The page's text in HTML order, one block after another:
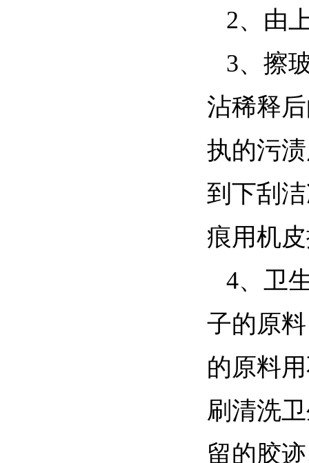
2、由
3、擦
沾稀释
执的污
到下刮
痕用机
4、卫
子的原
的原料
刷清洗
留的胶